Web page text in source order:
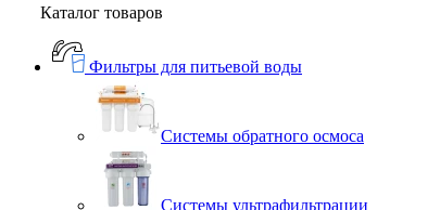
Каталог товаров
Фильтры для питьевой воды
Системы обратного осмоса
Системы ультрафильтрации